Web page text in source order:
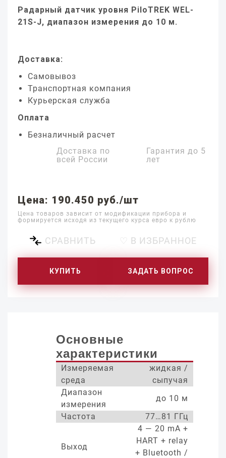
Радарный датчик уровня PiloTREK WEL-
21S-J, диапазон измерения до 10 м.
Доставка:
Самовывоз
Транспортная компания
Курьерская служба
Оплата
Безналичный расчет
Доставка по
всей России
Гарантия до 5
лет
Цена: 190.450 руб./шт
Цена товаров зависит от модификации прибора и
формируется исходя из текущего курса евро к рублю
СРАВНИТЬ ♡ В ИЗБРАННОЕ
КУПИТЬ ЗАДАТЬ ВОПРОС
Основные
характеристики
Измеряемая
среда
жидкая /
сыпучая
Диапазон
измерения
до 10 м
Частота
77…81 ГГц
Выход
4 — 20 mA +
HART + relay
+ Bluetooth /